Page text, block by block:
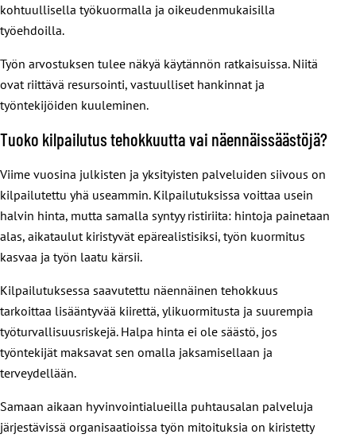
kohtuullisella työkuormalla ja oikeudenmukaisilla
työehdoilla.
Työn arvostuksen tulee näkyä käytännön ratkaisuissa. Niitä
ovat riittävä resursointi, vastuulliset hankinnat ja
työntekijöiden kuuleminen.
Tuoko kilpailutus tehokkuutta vai näennäissäästöjä?
Viime vuosina julkisten ja yksityisten palveluiden siivous on
kilpailutettu yhä useammin. Kilpailutuksissa voittaa usein
halvin hinta, mutta samalla syntyy ristiriita: hintoja painetaan
alas, aikataulut kiristyvät epärealistisiksi, työn kuormitus
kasvaa ja työn laatu kärsii.
Kilpailutuksessa saavutettu näennäinen tehokkuus
tarkoittaa lisääntyvää kiirettä, ylikuormitusta ja suurempia
työturvallisuusriskejä. Halpa hinta ei ole säästö, jos
työntekijät maksavat sen omalla jaksamisellaan ja
terveydellään.
Samaan aikaan hyvinvointialueilla puhtausalan palveluja
järjestävissä organisaatioissa työn mitoituksia on kiristetty